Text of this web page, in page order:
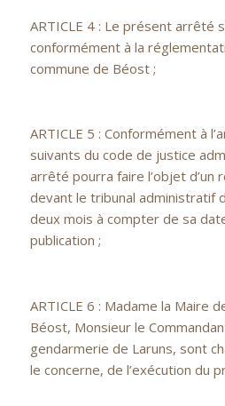
ARTICLE 4 : Le présent arrêté
conformément à la
commune de Béost ;
ARTICLE 5 : Conformément à
suivants du code de justice
arrêté pourra faire l’objet d’un
devant le tribunal administratif
deux mois à compter de sa
publication ;
ARTICLE 6 : Madame la Maire
Béost, Monsieur le
gendarmerie de Laruns, sont
le concerne, de l’exécution du